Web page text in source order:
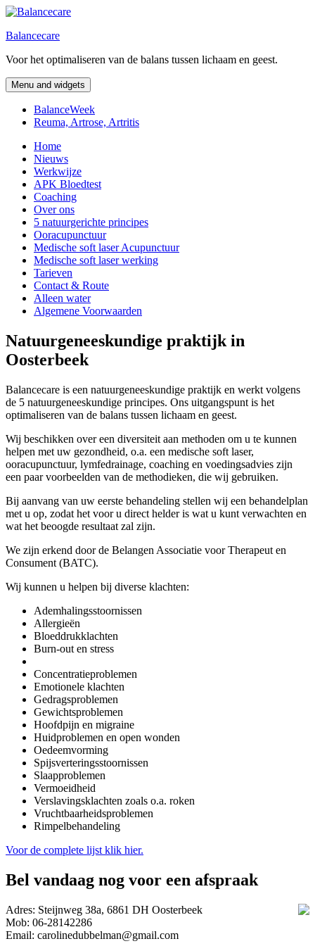
Skip
content
Balancecare
Voor het optimaliseren van de balans tussen lichaam en geest.
Menu and widgets
BalanceWeek
Reuma, Artrose, Artritis
Home
Nieuws
Werkwijze
APK Bloedtest
Coaching
Over ons
5 natuurgerichte principes
Ooracupunctuur
Medische soft laser Acupunctuur
Medische soft laser werking
Tarieven
Contact & Route
Alleen water
Algemene Voorwaarden
Natuurgeneeskundige praktijk in
Oosterbeek
Balancecare is een natuurgeneeskundige praktijk en werkt volgens
de 5 natuurgeneeskundige principes. Ons uitgangspunt is het
optimaliseren van de balans tussen lichaam en geest.
Wij beschikken over een diversiteit aan methoden om u te kunnen
helpen met uw gezondheid, o.a. een medische soft laser,
ooracupunctuur, lymfedrainage, coaching en voedingsadvies zijn
een paar voorbeelden van de methodieken, die wij gebruiken.
Bij aanvang van uw eerste behandeling stellen wij een behandelplan
met u op, zodat het voor u direct helder is wat u kunt verwachten en
wat het beoogde resultaat zal zijn.
We zijn erkend door de Belangen Associatie voor Therapeut en
Consument (BATC).
Wij kunnen u helpen bij diverse klachten:
Ademhalingsstoornissen
Allergieën
Bloeddrukklachten
Burn-out en stress
Concentratieproblemen
Emotionele klachten
Gedragsproblemen
Gewichtsproblemen
Hoofdpijn en migraine
Huidproblemen en open wonden
Oedeemvorming
Spijsverteringsstoornissen
Slaapproblemen
Vermoeidheid
Verslavingsklachten zoals o.a. roken
Vruchtbaarheidsproblemen
Rimpelbehandeling
Voor de complete lijst klik hier.
Bel vandaag nog voor een afspraak
Adres: Steijnweg 38a, 6861 DH Oosterbeek
Mob: 06-28142286
Email: carolinedubbelman@gmail.com